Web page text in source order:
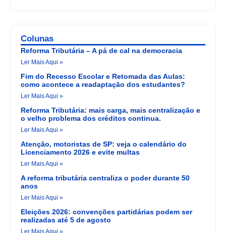
Colunas
Reforma Tributária – A pá de cal na democracia
Ler Mais Aqui »
Fim do Recesso Escolar e Retomada das Aulas:
como acontece a readaptação dos estudantes?
Ler Mais Aqui »
Reforma Tributária: mais carga, mais centralização e
o velho problema dos créditos continua.
Ler Mais Aqui »
Atenção, motoristas de SP: veja o calendário do
Licenciamento 2026 e evite multas
Ler Mais Aqui »
A reforma tributária centraliza o poder durante 50
anos
Ler Mais Aqui »
Eleições 2026: convenções partidárias podem ser
realizadas até 5 de agosto